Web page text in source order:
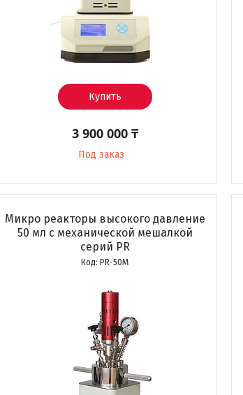
Купить
3 900 000 ₸
Под заказ
Микро реакторы высокого давление
50 мл с механической мешалкой
серий PR
PR-50M